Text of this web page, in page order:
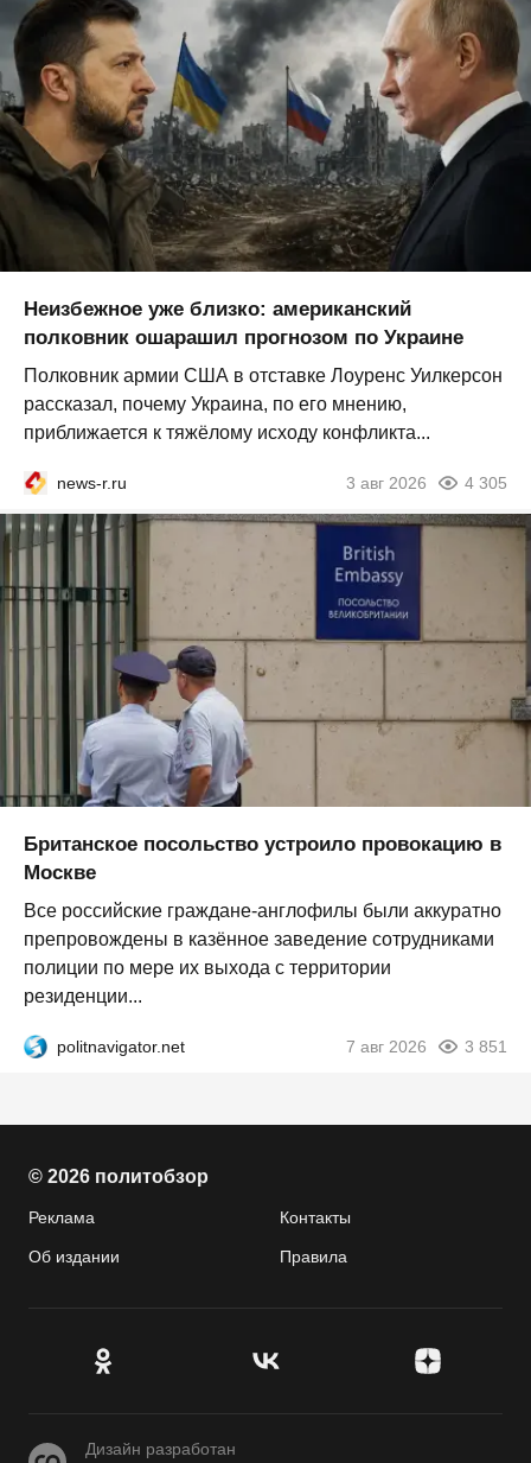
Неизбежное уже близко: американский
полковник ошарашил прогнозом по Украине
Полковник армии США в отставке Лоуренс Уилкерсон
рассказал, почему Украина, по его мнению,
приближается к тяжёлому исходу конфликта...
news-r.ru 3 авг 2026 4 305
Британское посольство устроило провокацию в
Москве
Все российские граждане-англофилы были аккуратно
препровождены в казённое заведение сотрудниками
полиции по мере их выхода с территории
резиденции...
politnavigator.net 7 авг 2026 3 851
© 2026 политобзор
Реклама Контакты
Об издании Правила